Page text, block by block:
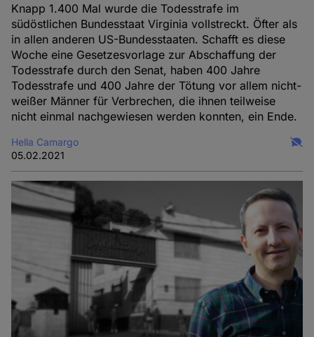
Knapp 1.400 Mal wurde die Todesstrafe im
südöstlichen Bundesstaat Virginia vollstreckt. Öfter als
in allen anderen US-Bundesstaaten. Schafft es diese
Woche eine Gesetzesvorlage zur Abschaffung der
Todesstrafe durch den Senat, haben 400 Jahre
Todesstrafe und 400 Jahre der Tötung vor allem nicht-
weißer Männer für Verbrechen, die ihnen teilweise
nicht einmal nachgewiesen werden konnten, ein Ende.
Hella Camargo
05.02.2021